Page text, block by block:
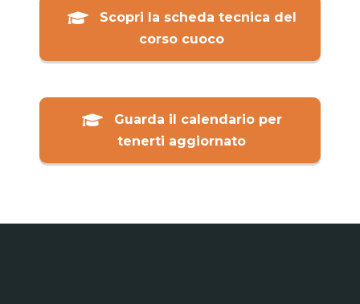
Scopri la scheda tecnica del
corso cuoco
Guarda il calendario per
tenerti aggiornato